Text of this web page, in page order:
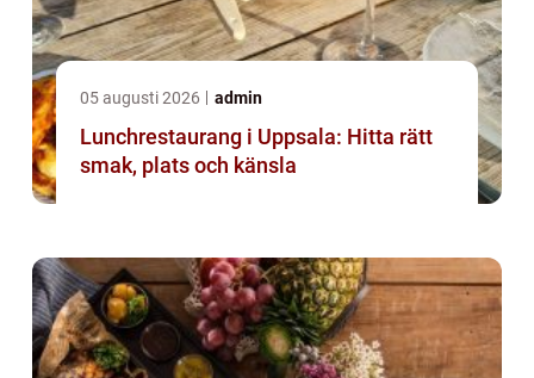
05 augusti 2026 admin
Lunchrestaurang i Uppsala: Hitta rätt
smak, plats och känsla